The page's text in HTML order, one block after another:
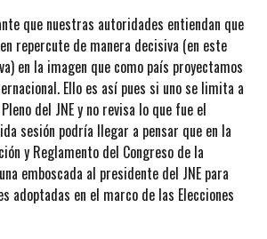
que nuestras autoridades entiendan que
repercute de manera decisiva (en este
en la imagen que como país proyectamos
Ello es así pues si uno se limita a
del JNE y no revisa lo que fue el
sesión podría llegar a pensar que en la
y Reglamento del Congreso de la
emboscada al presidente del JNE para
adoptadas en el marco de las Elecciones